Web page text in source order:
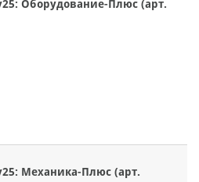
Оборудование-Плюс (арт.
Механика-Плюс (арт.